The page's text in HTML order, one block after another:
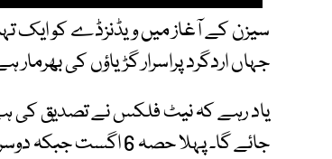
سیزن کے آغاز میں ویڈنزڈے کو ایک
جہاں اردگرد پراسرار گڑیاؤں کی